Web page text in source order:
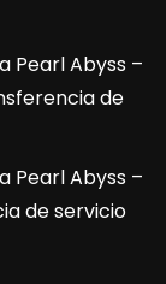
Pearl Abyss –
de
Pearl Abyss –
de servicio